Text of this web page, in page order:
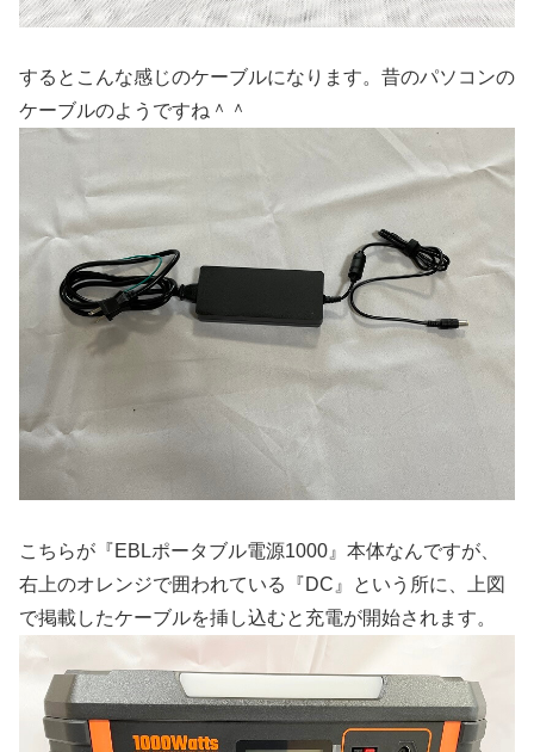
するとこんな感じのケーブルになります。昔のパソコンの
ケーブルのようですね＾＾
こちらが『EBLポータブル電源1000』本体なんですが、
右上のオレンジで囲われている『DC』という所に、上図
で掲載したケーブルを挿し込むと充電が開始されます。